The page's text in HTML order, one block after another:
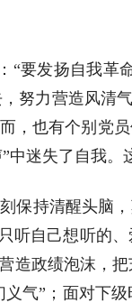
“要发扬自我
努力营造风清
，也有个别党
迷失了自我。
保持清醒头脑
听自己想听的
造政绩泡沫，
气”；面对下